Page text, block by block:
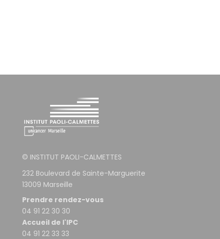
© INSTITUT PAOLI-CALMETTES
232 Boulevard de Sainte-Marguerite
13009 Marseille
Prendre rendez-vous
04 91 22 30 30
Accueil de l'IPC
04 91 22 33 33